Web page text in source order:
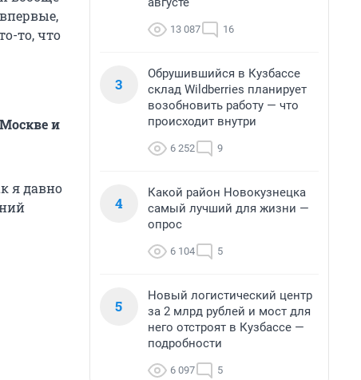
то, что
и
я давно
13 087 16
3
Обрушившийся в Кузбассе
склад Wildberries планирует
возобновить работу — что
происходит внутри
6 252 9
4
Какой район Новокузнецка
самый лучший для жизни —
опрос
6 104 5
5
Новый логистический центр
за 2 млрд рублей и мост для
него отстроят в Кузбассе —
подробности
6 097 5